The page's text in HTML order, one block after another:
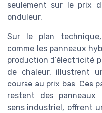
seulement sur le prix
onduleur.
Sur le plan
comme les panneaux
production d’électricité
de chaleur, illustrent
course au prix bas. Ces
restent des panneaux
sens industriel, offrent